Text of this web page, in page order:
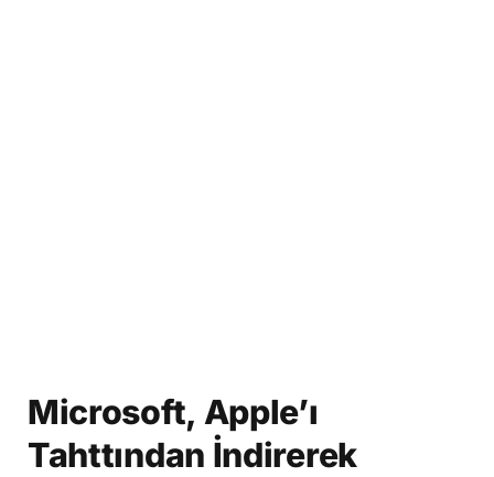
Microsoft, Apple’ı
Tahttından İndirerek